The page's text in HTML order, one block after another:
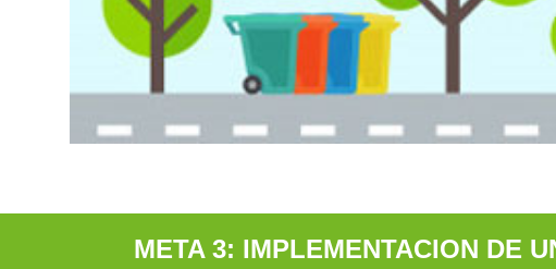
META 3: IMPLEMENTACION DE